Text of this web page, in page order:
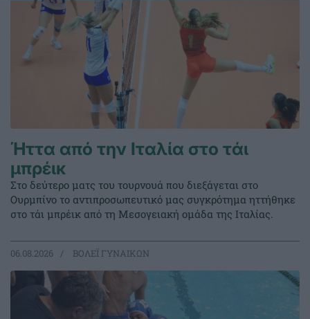
Ήττα από την Ιταλία στο τάι
μπρέικ
Στο δεύτερο ματς του τουρνουά που διεξάγεται στο
Ουρμπίνο το αντιπροσωπευτικό μας συγκρότημα ηττήθηκε
στο τάι μπρέικ από τη Μεσογειακή ομάδα της Ιταλίας.
06.08.2026 ΒΟΛΕΪ ΓΥΝΑΙΚΩΝ